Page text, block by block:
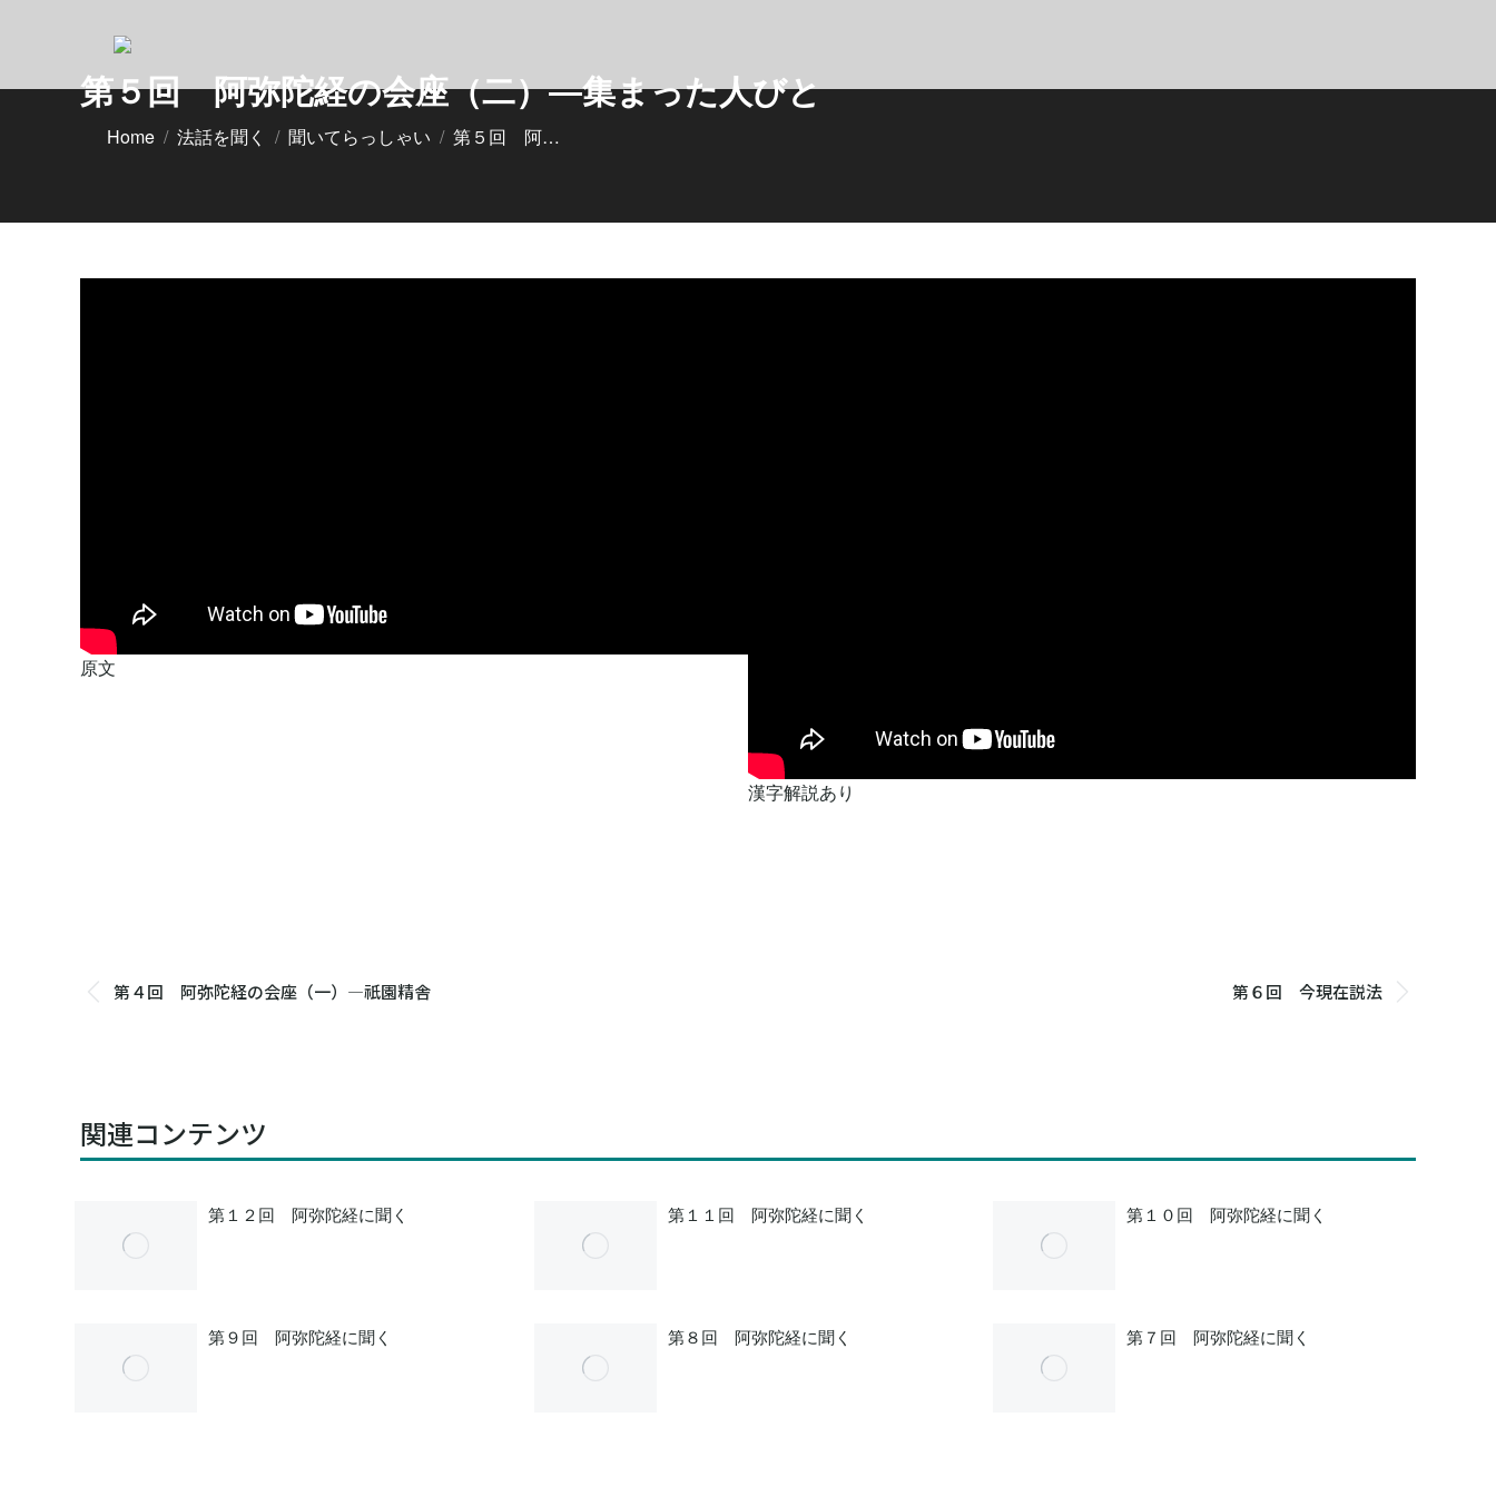
第５回 阿弥陀経の会座（二）―集まった人びと
You are here:
Home
法話を聞く 聞いてらっしゃい 第５回 阿…
原文
漢字解説あり
navigation
Previous
第４回 阿弥陀経の会座（一）―祇園精舎 第６回 今現在説法
関連コンテンツ
第１２回 阿弥陀経に聞く 第１１回 阿弥陀経に聞く 第１０回 阿弥陀経に聞く
第９回 阿弥陀経に聞く 第８回 阿弥陀経に聞く 第７回 阿弥陀経に聞く